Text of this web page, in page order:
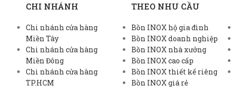
CHI NHÁNH
Chi nhánh cửa hàng
Miền Tây
Chi nhánh cửa hàng
Miền Đông
Chi nhánh cửa hàng
TP.HCM
THEO NHU CẦU
Bồn INOX hộ gia đình
Bồn INOX doanh nghiệp
Bồn INOX nhà xưởng
Bồn INOX cao cấp
Bồn INOX thiết kế riêng
Bồn INOX giá rẻ